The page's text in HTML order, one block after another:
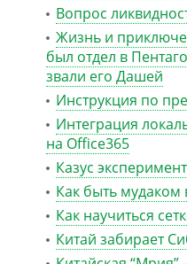
Вопрос
Жизнь и
был отдел в
звали его Дашей
Инструкция по
Интеграция
на Office365
Казус
Как быть мудаком
Как научиться
Китай забирает